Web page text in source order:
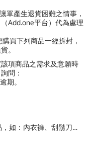
單產生退貨困難之情事，
Add.one平台）代為處理
買下列商品一經拆封，
。
項商品之需求及意願時
問：
期。
如：內衣褲、刮鬍刀…